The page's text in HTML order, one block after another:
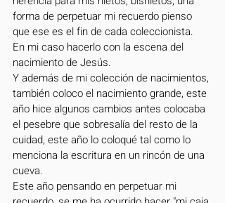
forma de perpetuar mi recuerdo pienso
que ese es el fin de cada coleccionista.
En mi caso hacerlo con la escena del
nacimiento de Jesús.
Y además de mi colección de nacimientos,
también coloco el nacimiento grande, este
año hice algunos cambios antes colocaba
el pesebre que sobresalía del resto de la
cuidad, este año lo coloqué tal como lo
menciona la escritura en un rincón de una
cueva.
Este año pensando en perpetuar mi